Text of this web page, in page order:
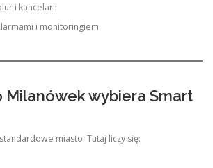
i kancelarii
i monitoringiem
Milanówek wybiera Smart
miasto. Tutaj liczy się: